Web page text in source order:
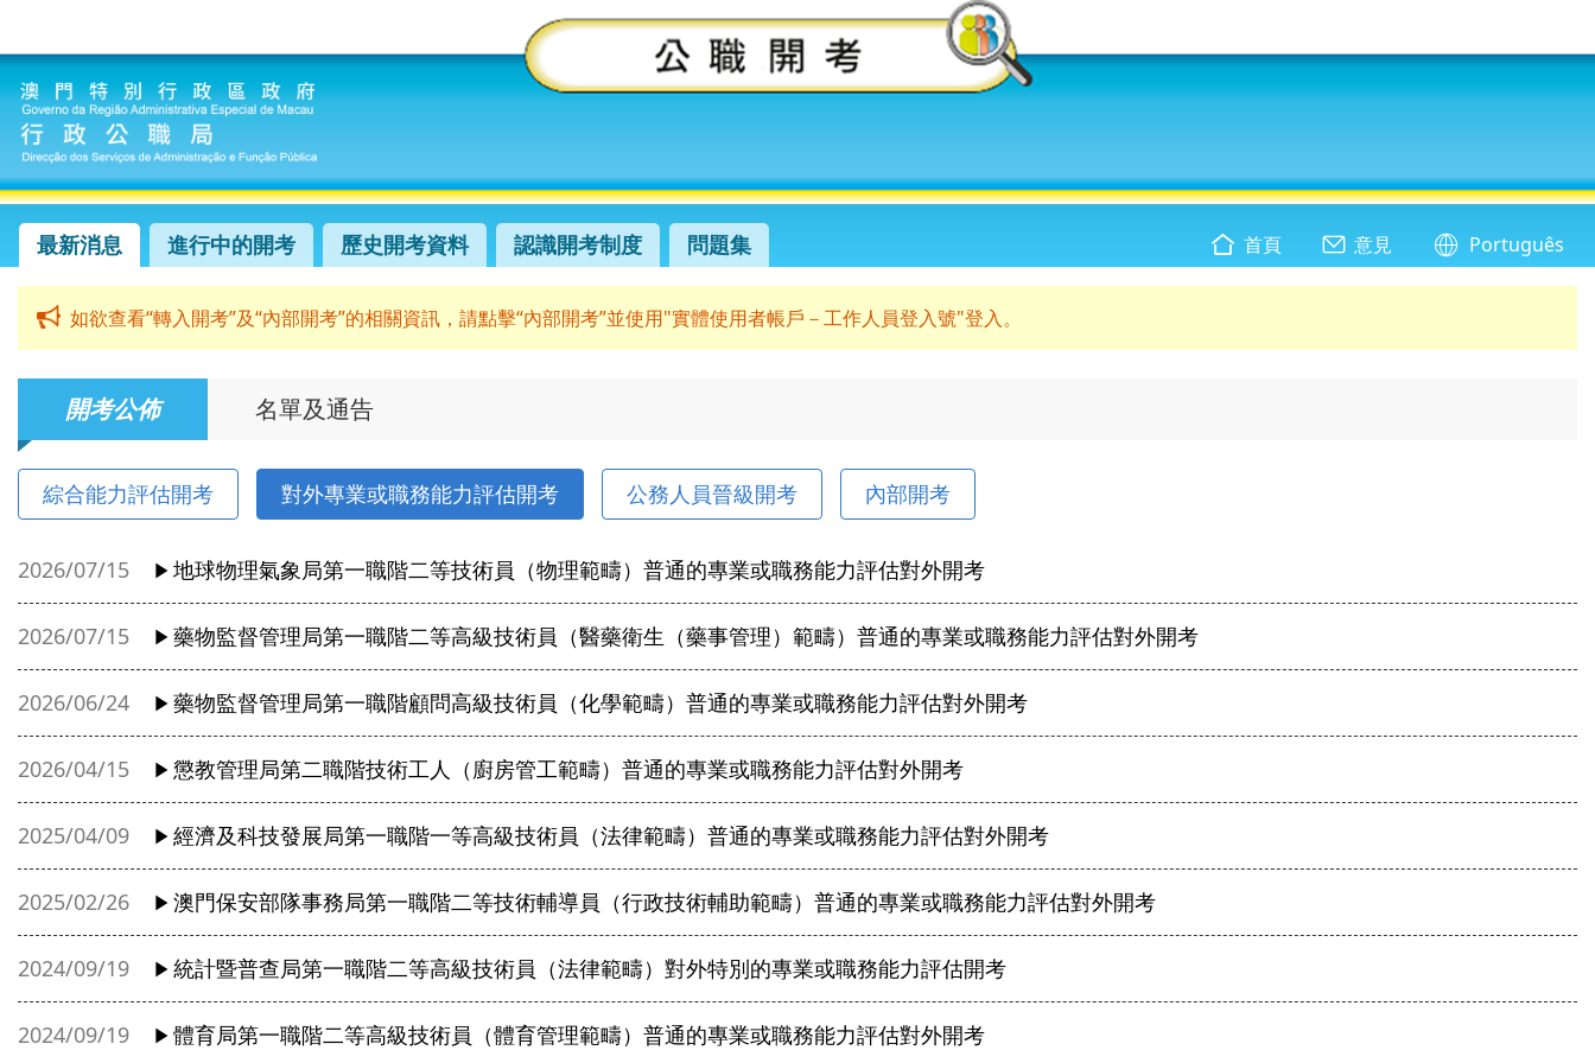
最新消息 進行中的開考 歷史開考資料 認識開考制度 問題集 首頁 意見 Português
如欲查看“轉入開考”及“內部開考”的相關資訊，請點擊“內部開考”並使用"實體使用者帳戶－工作人員登入號"登入。
開考公佈 名單及通告
綜合能力評估開考 對外專業或職務能力評估開考 公務人員晉級開考 內部開考
2026/07/15  地球物理氣象局第一職階二等技術員（物理範疇）普通的專業或職務能力評估對外開考
2026/07/15  藥物監督管理局第一職階二等高級技術員（醫藥衛生（藥事管理）範疇）普通的專業或職務能力評估對外開考
2026/06/24  藥物監督管理局第一職階顧問高級技術員（化學範疇）普通的專業或職務能力評估對外開考
2026/04/15  懲教管理局第二職階技術工人（廚房管工範疇）普通的專業或職務能力評估對外開考
2025/04/09  經濟及科技發展局第一職階一等高級技術員（法律範疇）普通的專業或職務能力評估對外開考
2025/02/26  澳門保安部隊事務局第一職階二等技術輔導員（行政技術輔助範疇）普通的專業或職務能力評估對外開考
2024/09/19  統計暨普查局第一職階二等高級技術員（法律範疇）對外特別的專業或職務能力評估開考
2024/09/19  體育局第一職階二等高級技術員（體育管理範疇）普通的專業或職務能力評估對外開考